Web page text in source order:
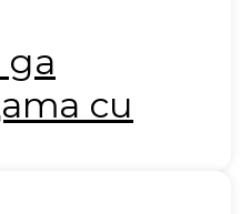
да
си